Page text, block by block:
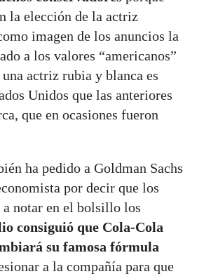
la elección de la actriz
imagen de los anuncios la
a los valores “americanos”
actriz rubia y blanca es
Unidos que las anteriores
que en ocasiones fueron
ha pedido a Goldman Sachs
por decir que los
a notar en el bolsillo los
consiguió que Cola-Cola
su famosa fórmula
a la compañía para que